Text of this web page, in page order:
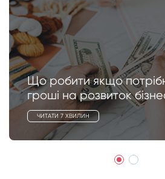
Що робити якщо
гроші на розвиток
ЧИТАТИ 7 ХВИЛИН